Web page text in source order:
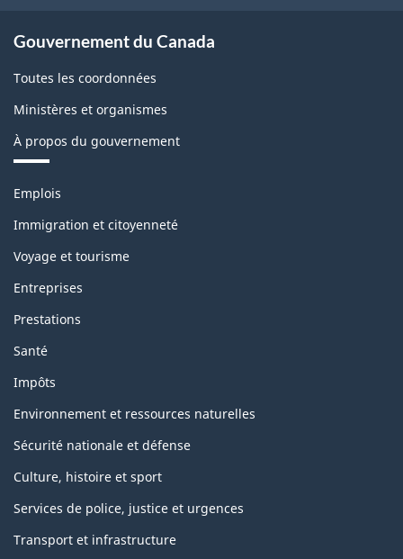
Gouvernement du Canada
Toutes les coordonnées
Ministères et organismes
À propos du gouvernement
Thèmes
sujets
Emplois
Immigration et citoyenneté
Voyage et tourisme
Entreprises
Prestations
Santé
Impôts
Environnement et ressources naturelles
Sécurité nationale et défense
Culture, histoire et sport
Services de police, justice et urgences
Transport et infrastructure